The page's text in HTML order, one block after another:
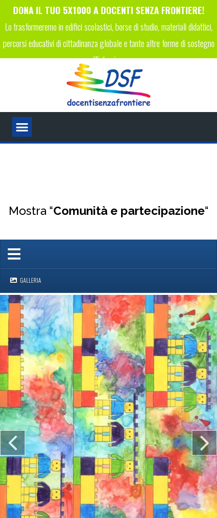
DONA IL TUO 5X1000 A DOCENTI SENZA FRONTIERE!
Lo trasformeremo in edifici scolastici, borse di studio, materiali didattici,
percorsi educativi di cittadinanza globale e tante altre forme di sostegno
all'istruzione.
INSERISCI IL CODICE FISCALE 96089450223 NELLA TUA
DICHIARAZIONE DEI REDDITI!
Mostra “Comunità e partecipazione“
GALLERIA